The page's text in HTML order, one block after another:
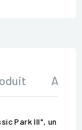
Avis
Park III", un